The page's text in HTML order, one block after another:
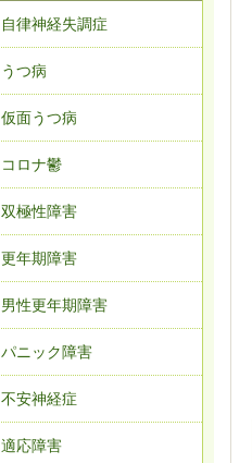
自律神経失調症
うつ病
仮面うつ病
コロナ鬱
双極性障害
更年期障害
男性更年期障害
パニック障害
不安神経症
適応障害